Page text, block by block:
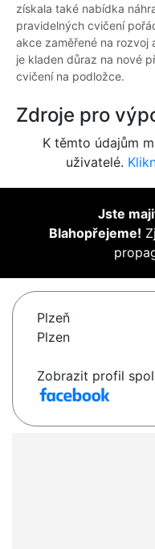
získala také nabídka
pravidelných cvičení
akce zaměřené na
je kladen důraz na nové
cvičení na podložce.
Zdroje pro
K těmto údajům
uživatelé.
Jste
Blahopřejeme!
Plzeň
Plzen
Zobrazit profil